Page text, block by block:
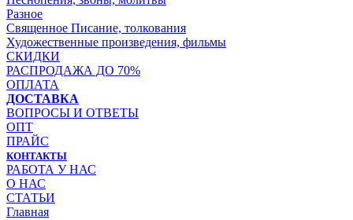
Разное
Священное Писание, толкования
Художественные произведения, фильмы
СКИДКИ
РАСПРОДАЖА ДО 70%
ОПЛАТА
ДОСТАВКА
ВОПРОСЫ И ОТВЕТЫ
ОПТ
ПРАЙС
КОНТАКТЫ
РАБОТА У НАС
О НАС
СТАТЬИ
Главная